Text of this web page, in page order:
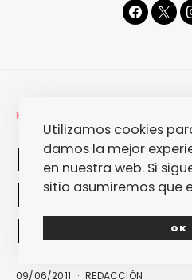
MÚSICA
Fantastic
Pumuky –
Love Songs
09/06/2011 REDACCIÓN
Utilizamos cookies
damos la mejor
en nuestra web. Si
sitio asumiremos que
OK